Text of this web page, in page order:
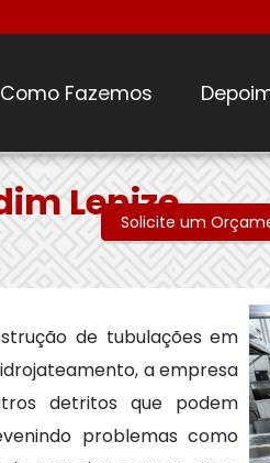
Como Fazemos
Lenize
Solicite um
de tubulações em
a empresa
detritos que podem
problemas como